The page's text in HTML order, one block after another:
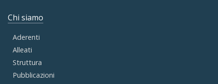
Chi siamo
Aderenti
Alleati
Struttura
Pubblicazioni